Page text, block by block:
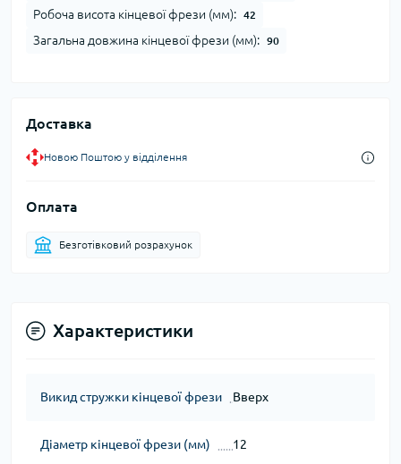
Робоча висота кінцевої фрези (мм): 42
Загальна довжина кінцевої фрези (мм): 90
Доставка
Новою Поштою у відділення
Оплата
Безготівковий розрахунок
Характеристики
Викид стружки кінцевої фрези Вверх
Діаметр кінцевої фрези (мм) 12